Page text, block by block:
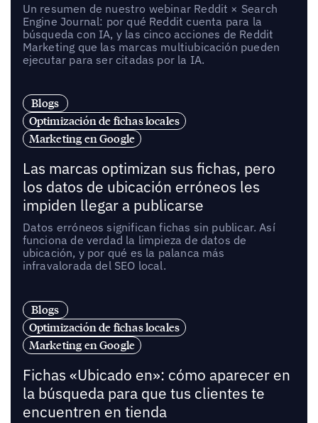
Un resumen de nuestro webinar Reddit × Search
Engine Journal: por qué Reddit cuenta para la
búsqueda con IA, y las cinco acciones de Reddit
Marketing que las marcas multiubicación pueden
ejecutar para ser citadas por la IA.
Blogs
Optimización de fichas locales
Marketing en Google
Las marcas optimizan sus fichas, pero
los datos de ubicación erróneos les
impiden llegar a publicarse
Datos erróneos significan fichas sin publicar. Así
funciona de verdad la limpieza de datos de
ubicación, y por qué es la palanca más
infravalorada del SEO local.
Blogs
Optimización de fichas locales
Marketing en Google
Fichas «Ubicado en»: cómo aparecer en
la búsqueda para que tus clientes te
encuentren en tienda